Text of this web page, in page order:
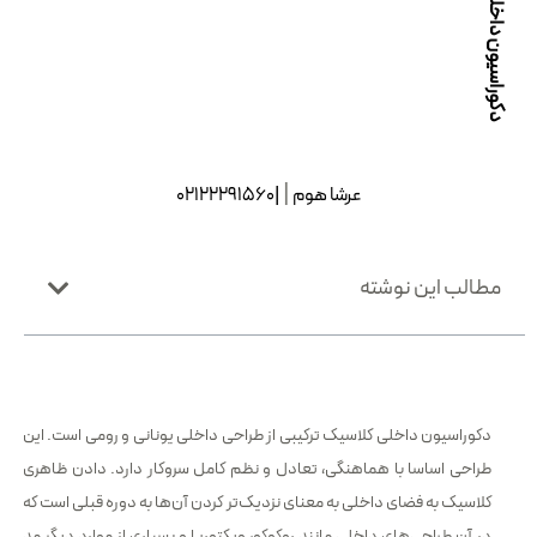
عرشا هوم| طر|
|02122291560
مطالب این نوشته
دکوراسیون داخلی کلاسیک ترکیبی از طراحی داخلی یونانی و رومی است. این
طراحی اساسا با هماهنگی، تعادل و نظم کامل سروکار دارد. دادن ظاهری
کلاسیک به فضای داخلی به معنای نزدیک‌تر کردن آن‌ها به دوره قبلی است که